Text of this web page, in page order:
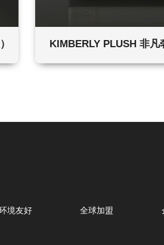
KIMBERLY PLUSH 非凡
境友好 全球加盟